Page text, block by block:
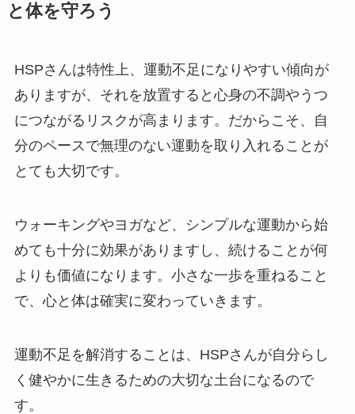
と体を守ろう
HSPさんは特性上、運動不足になりやすい傾向が
ありますが、それを放置すると心身の不調やうつ
につながるリスクが高まります。だからこそ、自
分のペースで無理のない運動を取り入れることが
とても大切です。
ウォーキングやヨガなど、シンプルな運動から始
めても十分に効果がありますし、続けることが何
よりも価値になります。小さな一歩を重ねること
で、心と体は確実に変わっていきます。
運動不足を解消することは、HSPさんが自分らし
く健やかに生きるための大切な土台になるので
す。